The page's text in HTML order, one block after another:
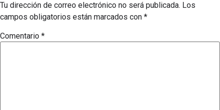
Tu dirección de correo electrónico no será publicada. Los
campos obligatorios están marcados con *
Comentario *